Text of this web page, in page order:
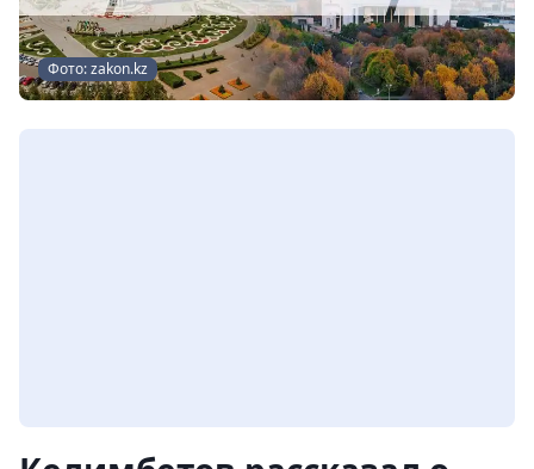
Фото: zakon.kz